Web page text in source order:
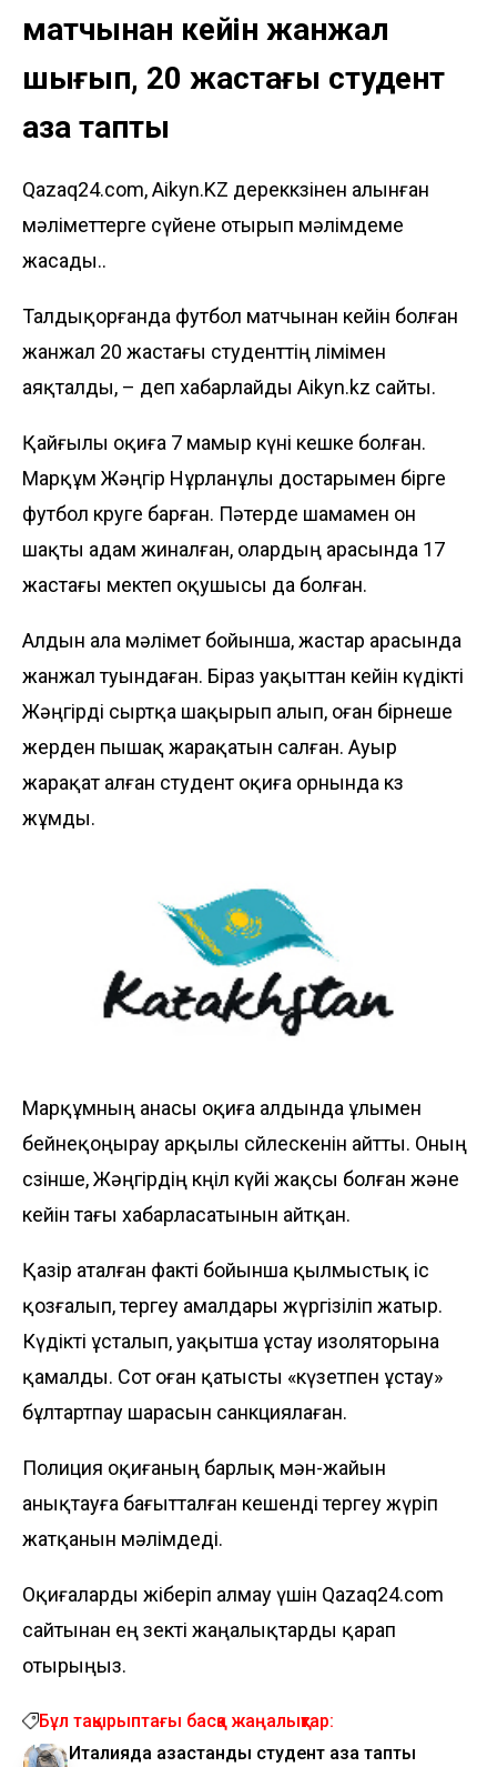
матчынан кейін жанжал
шығып, 20 жастағы студент
қаза тапты
Qazaq24.com, Aikyn.KZ дереккөзінен алынған
мәліметтерге сүйене отырып мәлімдеме
жасады..
Талдықорғанда футбол матчынан кейін болған
жанжал 20 жастағы студенттің өлімімен
аяқталды, – деп хабарлайды Aikyn.kz сайты.
Қайғылы оқиға 7 мамыр күні кешке болған.
Марқұм Жәңгір Нұрланұлы достарымен бірге
футбол көруге барған. Пәтерде шамамен он
шақты адам жиналған, олардың арасында 17
жастағы мектеп оқушысы да болған.
Алдын ала мәлімет бойынша, жастар арасында
жанжал туындаған. Біраз уақыттан кейін күдікті
Жәңгірді сыртқа шақырып алып, оған бірнеше
жерден пышақ жарақатын салған. Ауыр
жарақат алған студент оқиға орнында көз
жұмды.
Марқұмның анасы оқиға алдында ұлымен
бейнеқоңырау арқылы сөйлескенін айтты. Оның
сөзінше, Жәңгірдің көңіл күйі жақсы болған және
кейін тағы хабарласатынын айтқан.
Қазір аталған факті бойынша қылмыстық іс
қозғалып, тергеу амалдары жүргізіліп жатыр.
Күдікті ұсталып, уақытша ұстау изоляторына
қамалды. Сот оған қатысты «күзетпен ұстау»
бұлтартпау шарасын санкциялаған.
Полиция оқиғаның барлық мән-жайын
анықтауға бағытталған кешенді тергеу жүріп
жатқанын мәлімдеді.
Оқиғаларды жіберіп алмау үшін Qazaq24.com
сайтынан ең өзекті жаңалықтарды қарап
отырыңыз.
Бұл тақырыптағы басқа жаңалықтар:
Италияда қазақстандық студент қаза тапты